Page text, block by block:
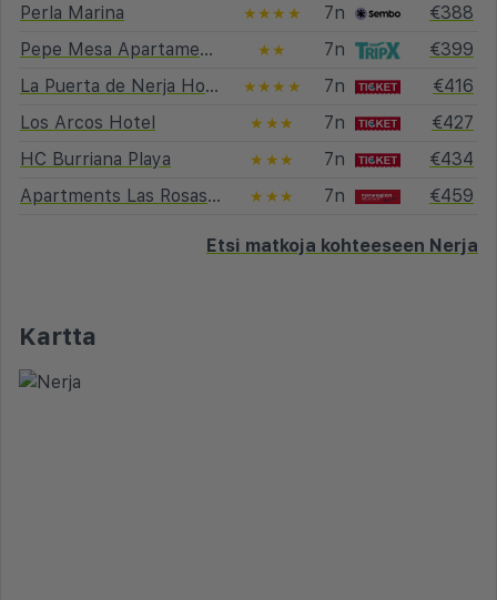
Perla Marina
★★★★ 7n
€388
Pepe Mesa Apartamentos
★★ 7n
€399
La Puerta de Nerja Hostal Boutique
★★★★ 7n
€416
Los Arcos Hotel
★★★ 7n
€427
HC Burriana Playa
★★★ 7n
€434
Apartments Las Rosas de Capistrano
★★★ 7n €459
Etsi matkoja kohteeseen Nerja
Kartta